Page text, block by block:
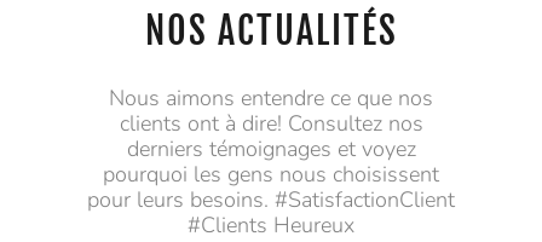
NOS ACTUALITÉS
Nous aimons entendre ce que nos
clients ont à dire! Consultez nos
derniers témoignages et voyez
pourquoi les gens nous choisissent
pour leurs besoins. #SatisfactionClient
#Clients Heureux